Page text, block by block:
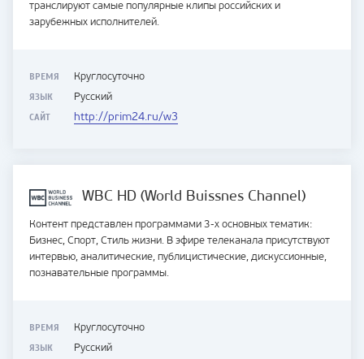
транслируют самые популярные клипы российских и
зарубежных исполнителей.
ВРЕМЯ Круглосуточно
ЯЗЫК Русский
САЙТ http://prim24.ru/w3
WBC HD (World Buissnes Channel)
Контент представлен программами 3-х основных тематик:
Бизнес, Спорт, Стиль жизни. В эфире телеканала присутствуют
интервью, аналитические, публицистические, дискуссионные,
познавательные программы.
ВРЕМЯ Круглосуточно
ЯЗЫК Русский